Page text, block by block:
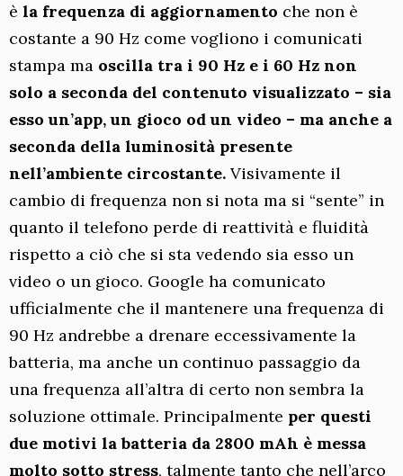
è la frequenza di aggiornamento che non è
costante a 90 Hz come vogliono i comunicati
stampa ma oscilla tra i 90 Hz e i 60 Hz non
solo a seconda del contenuto visualizzato – sia
esso un’app, un gioco od un video – ma anche a
seconda della luminosità presente
nell’ambiente circostante. Visivamente il
cambio di frequenza non si nota ma si “sente” in
quanto il telefono perde di reattività e fluidità
rispetto a ciò che si sta vedendo sia esso un
video o un gioco. Google ha comunicato
ufficialmente che il mantenere una frequenza di
90 Hz andrebbe a drenare eccessivamente la
batteria, ma anche un continuo passaggio da
una frequenza all’altra di certo non sembra la
soluzione ottimale. Principalmente per questi
due motivi la batteria da 2800 mAh è messa
molto sotto stress, talmente tanto che nell’arco